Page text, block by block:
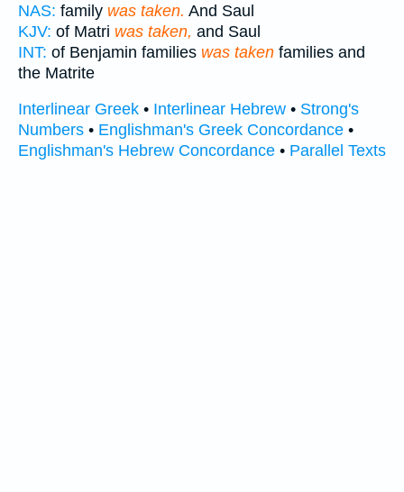
NAS: family was taken. And Saul
KJV: of Matri was taken, and Saul
INT: of Benjamin families was taken families and
the Matrite
Interlinear Greek • Interlinear Hebrew • Strong's
Numbers • Englishman's Greek Concordance •
Englishman's Hebrew Concordance • Parallel Texts